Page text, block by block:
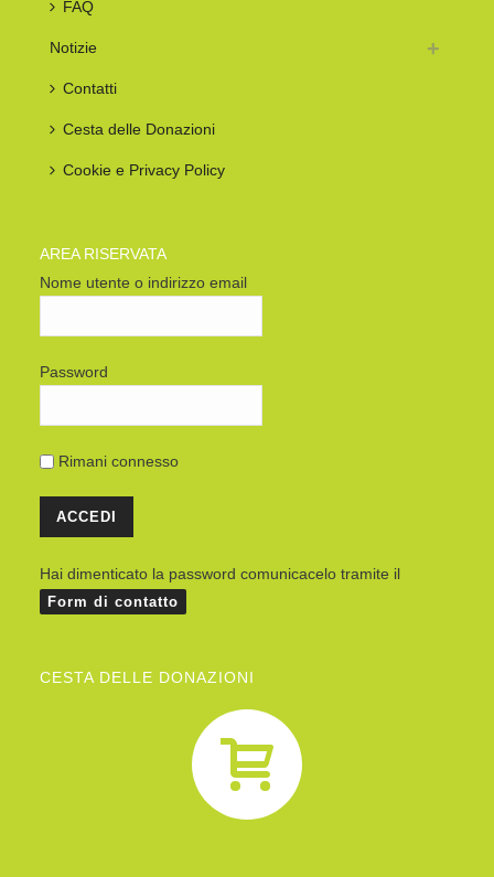
FAQ
Notizie
Contatti
Cesta delle Donazioni
Cookie e Privacy Policy
AREA RISERVATA
Nome utente o indirizzo email
Password
Rimani connesso
Hai dimenticato la password comunicacelo tramite il
Form di contatto
CESTA DELLE DONAZIONI